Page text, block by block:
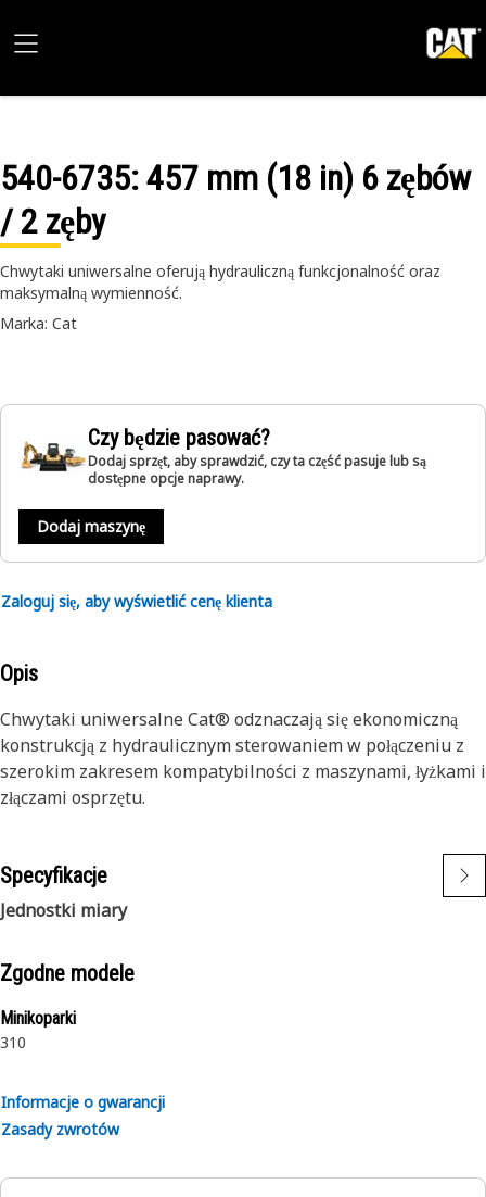
540-6735: 457 mm (18 in) 6 zębów
/ 2 zęby
Chwytaki uniwersalne oferują hydrauliczną funkcjonalność oraz
maksymalną wymienność.
Marka: Cat
Czy będzie pasować?
Dodaj sprzęt, aby sprawdzić, czy ta część pasuje lub są
dostępne opcje naprawy.
Dodaj maszynę
Zaloguj się, aby wyświetlić cenę klienta
Opis
Chwytaki uniwersalne Cat® odznaczają się ekonomiczną
konstrukcją z hydraulicznym sterowaniem w połączeniu z
szerokim zakresem kompatybilności z maszynami, łyżkami i
złączami osprzętu.
Specyfikacje
Jednostki miary
Zgodne modele
Minikoparki
310
Informacje o gwarancji
Zasady zwrotów